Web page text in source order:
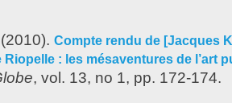
(2010). Compte rendu de [Jacques
Riopelle : les mésaventures de l’art
, vol. 13, no 1, pp. 172-174.